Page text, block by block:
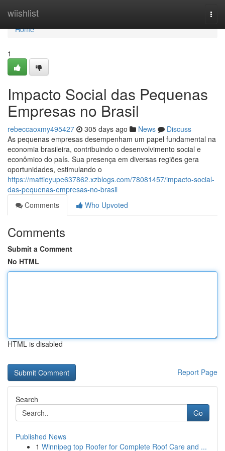
wiishlist
Home
Home
1
Impacto Social das Pequenas
Empresas no Brasil
rebeccaoxmy495427 305 days ago News
Discuss
As pequenas empresas desempenham um papel fundamental na
economia brasileira, contribuindo o desenvolvimento social e
econômico do país. Sua presença em diversas regiões gera
oportunidades, estimulando o
https://mattieyupe637862.xzblogs.com/78081457/impacto-social-
das-pequenas-empresas-no-brasil
Comments
Who Upvoted
Comments
Submit a Comment
No HTML
HTML is disabled
Report Page
Search
Go
Published News
1 Winnipeg top Roofer for Complete Roof Care and ...